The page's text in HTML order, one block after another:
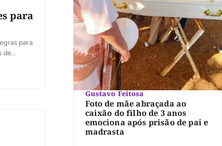
para
para
de
Gustavo Feitosa
Foto de mãe abraçada ao
caixão do filho de 3 anos
emociona após prisão de pai e
madrasta